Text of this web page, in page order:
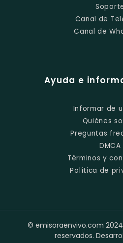
Canal de
Canal de
Ayuda e
Informar de
Quiénes
Preguntas
DMCA
Términos y
Política de
© emisoraenvivo.com
reservados.